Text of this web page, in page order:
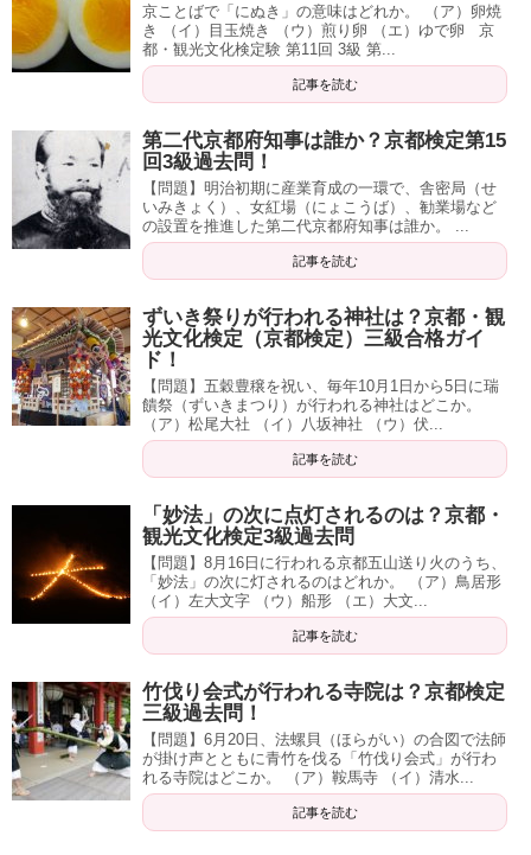
京ことばで「にぬき」の意味はどれか。 （ア）卵焼
き （イ）目玉焼き （ウ）煎り卵 （エ）ゆで卵 京
都・観光文化検定験 第11回 3級 第...
記事を読む
第二代京都府知事は誰か？京都検定第15
回3級過去問！
【問題】明治初期に産業育成の一環で、舎密局（せ
いみきょく）、女紅場（にょこうば）、勧業場など
の設置を推進した第二代京都府知事は誰か。 ...
記事を読む
ずいき祭りが行われる神社は？京都・観
光文化検定（京都検定）三級合格ガイ
ド！
【問題】五穀豊穣を祝い、毎年10月1日から5日に瑞
饋祭（ずいきまつり）が行われる神社はどこか。
（ア）松尾大社 （イ）八坂神社 （ウ）伏...
記事を読む
「妙法」の次に点灯されるのは？京都・
観光文化検定3級過去問
【問題】8月16日に行われる京都五山送り火のうち、
「妙法」の次に灯されるのはどれか。 （ア）鳥居形
（イ）左大文字 （ウ）船形 （エ）大文...
記事を読む
竹伐り会式が行われる寺院は？京都検定
三級過去問！
【問題】6月20日、法螺貝（ほらがい）の合図で法師
が掛け声とともに青竹を伐る「竹伐り会式」が行わ
れる寺院はどこか。 （ア）鞍馬寺 （イ）清水...
記事を読む